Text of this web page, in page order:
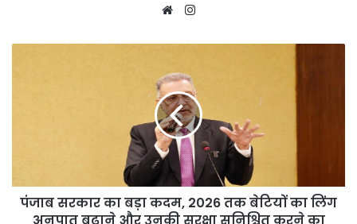
Website
का
लिंग
अनुपात
पंजाब सरकार का बड़ा कदम, 2026 तक बेटियों का लिंग
अनुपात बढ़ाने और उनकी सुरक्षा सुनिश्चित करने का